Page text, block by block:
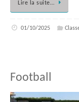
Lire la suite…
01/10/2025
Football